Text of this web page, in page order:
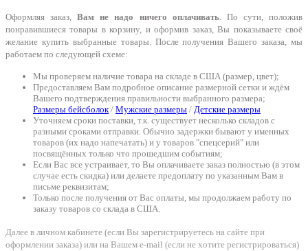
Оформляя заказ,Вам не надо ничего оплачивать. По сути, положив
понравившиеся товары в корзину, и оформив заказ, Вы показываете своё
желание купить выбранные товары. После получения Вашего заказа, мы
работаем по следующей схеме:
Мы проверяем наличие товара на складе в США (размер, цвет);
Предоставляем Вам подробное описание размерной сетки и ждём
Вашего подтверждения правильности выбранного размера;
Размеры бейсболок/ Мужские размеры / Детские размеры
Уточняем сроки поставки, т.к. существует несколько складов с
разными сроками отправки. Обычно задержки бывают у именных
товаров (их надо напечатать) и у товаров "спецсерий" или
посвящённых только что прошедшим событиям;
Если Вас все устраивает, то Вы оплачиваете заказ полностью (в этом
случае есть скидка) или делаете предоплату по указанным Вам в
письме реквизитам;
Только после получения от Вас оплаты, мы продолжаем работу по
заказу товаров со склада в США.
Далее в личном кабинете (если Вы зарегистрируетесь на сайте при
оформлении заказа) или на Вашем e-mail (если не хотите регистрироваться)